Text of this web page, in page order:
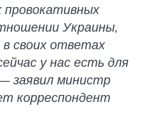
провокативных
Украины,
своих ответах
у нас есть для
заявил министр
корреспондент